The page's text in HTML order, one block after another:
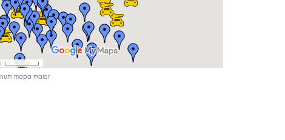
num mapa maior